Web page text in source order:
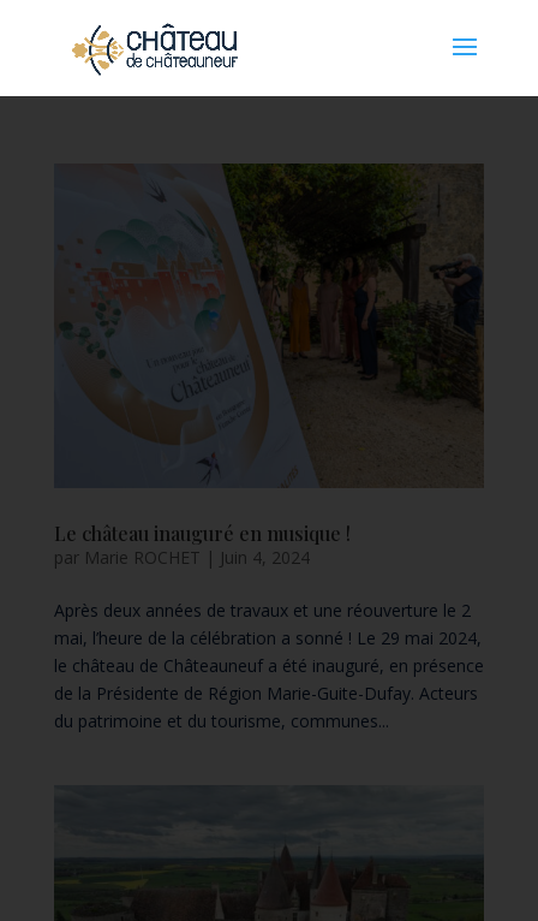
Le château inauguré en musique !
par Marie ROCHET | Juin 4, 2024
Après deux années de travaux et une réouverture le 2
mai, l’heure de la célébration a sonné ! Le 29 mai 2024,
le château de Châteauneuf a été inauguré, en présence
de la Présidente de Région Marie-Guite-Dufay. Acteurs
du patrimoine et du tourisme, communes...